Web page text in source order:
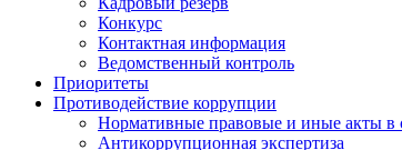
Конкурс
Контактная информация
Ведомственный контроль
Приоритеты
Противодействие коррупции
Нормативные правовые и иные акты в
Антикоррупционная экспертиза